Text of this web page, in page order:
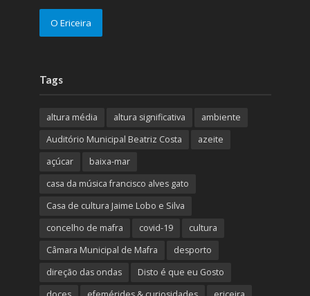
O Ericeira
Tags
altura média altura significativa
ambiente
Auditório Municipal Beatriz Costa
azeite
açúcar
baixa-mar
casa da música francisco alves gato
Casa de cultura Jaime Lobo e Silva
concelho de mafra
covid-19
cultura
Câmara Municipal de Mafra
desporto
direção das ondas
Disto é que eu Gosto